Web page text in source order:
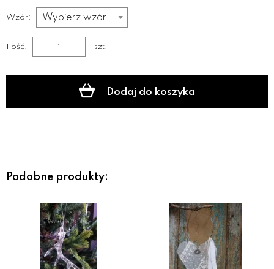
Wzór:
Ilość: szt.
Dodaj do koszyka
Podobne produkty: